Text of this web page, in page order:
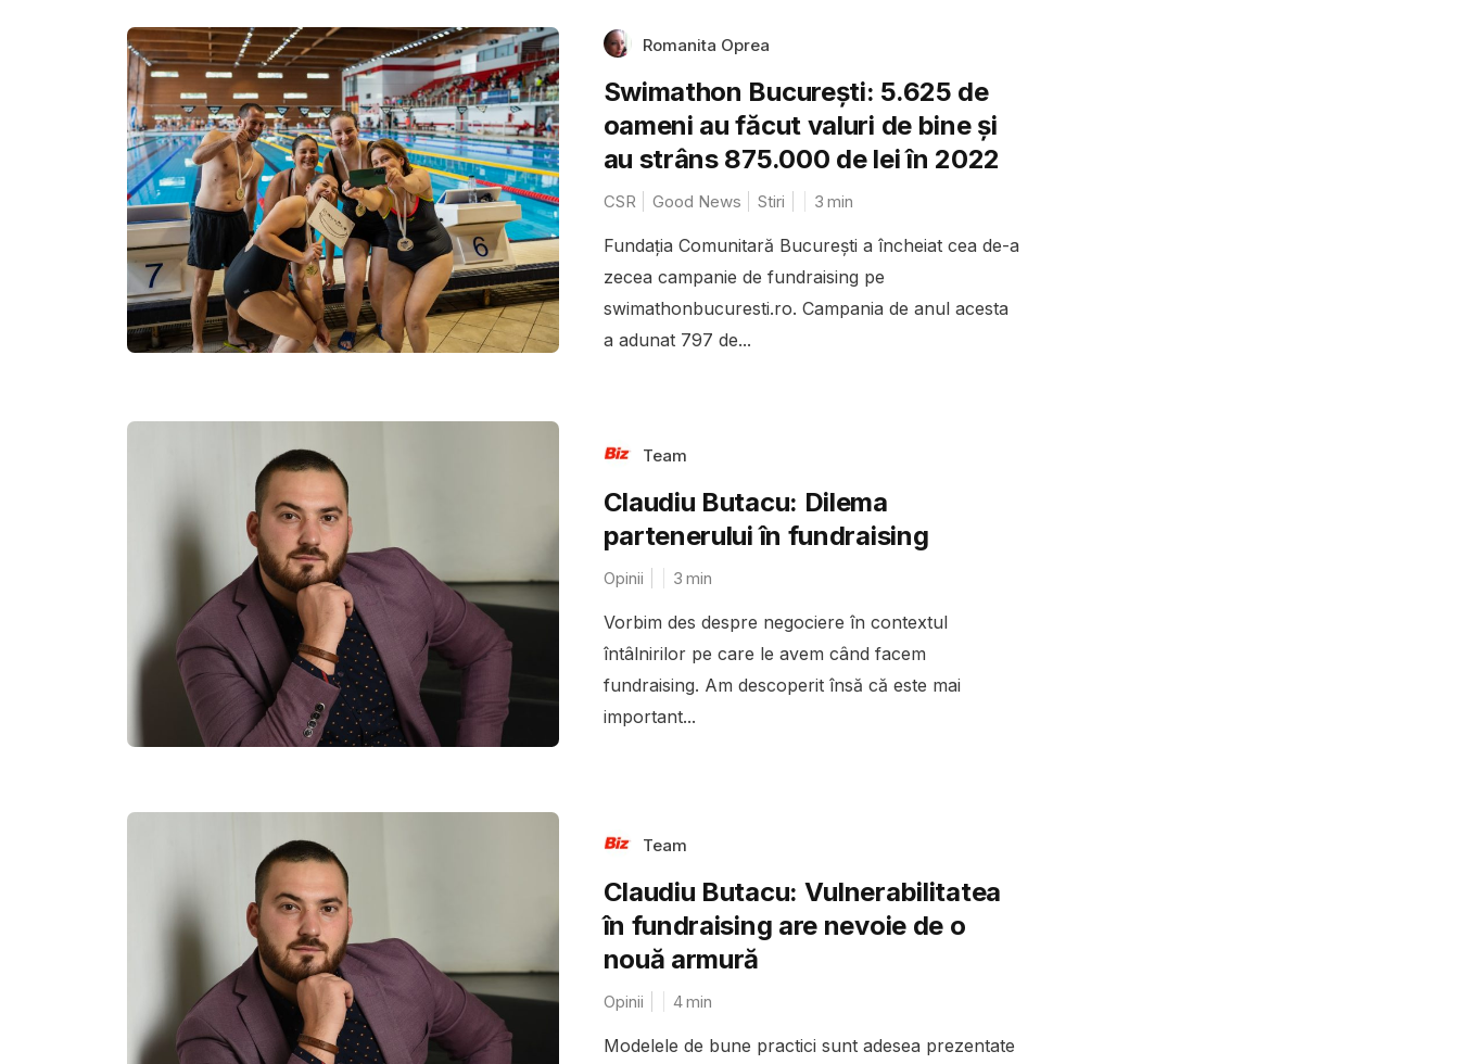
Romanita Oprea
Swimathon București: 5.625 de
oameni au făcut valuri de bine și
au strâns 875.000 de lei în 2022
CSR Good News Stiri 3 min
Fundația Comunitară București a încheiat cea de-a
zecea campanie de fundraising pe
swimathonbucuresti.ro. Campania de anul acesta
a adunat 797 de...
Team
Claudiu Butacu: Dilema
partenerului în fundraising
Opinii 3 min
Vorbim des despre negociere în contextul
întâlnirilor pe care le avem când facem
fundraising. Am descoperit însă că este mai
important...
Team
Claudiu Butacu: Vulnerabilitatea
în fundraising are nevoie de o
nouă armură
Opinii 4min
Modelele de bune practici sunt adesea prezentate